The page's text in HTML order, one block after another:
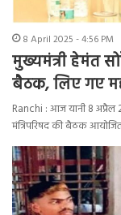
8 April 2025 - 4:56 PM
मुख्यमंत्री हेमंत
बैठक, लिए गए
Ranchi : आज यानी 8 अप्रैल
मंत्रिपरिषद की बैठक